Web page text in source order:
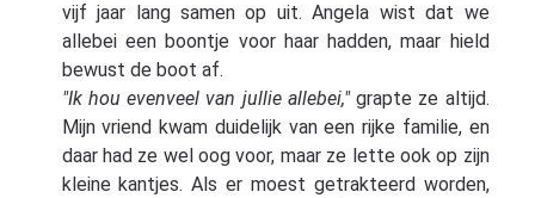
vijf jaar lang samen op uit. Angela wist dat we
allebei een boontje voor haar hadden, maar hield
bewust de boot af.
"Ik hou evenveel van jullie allebei,"grapte ze altijd.
Mijn vriend kwam duidelijk van een rijke familie, en
daar had ze wel oog voor, maar ze lette ook op zijn
kleine kantjes. Als er moest getrakteerd worden,